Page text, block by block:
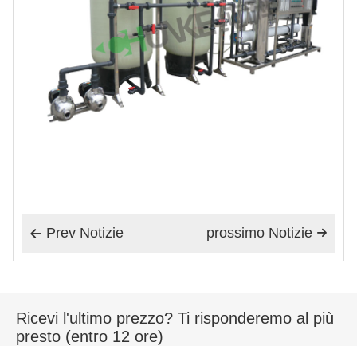
 Prev Notizie 
prossimo Notizie
Ricevi l'ultimo prezzo? Ti risponderemo al più
presto (entro 12 ore)